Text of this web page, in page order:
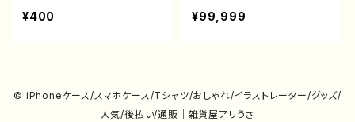
¥400
オプション説明（iPoneの
¥99,999
© iPhoneケース/スマホケース/Tシャツ/おしゃれ/イラストレーター/グッズ/
人気/後払い/通販｜雑貨屋アリうさ